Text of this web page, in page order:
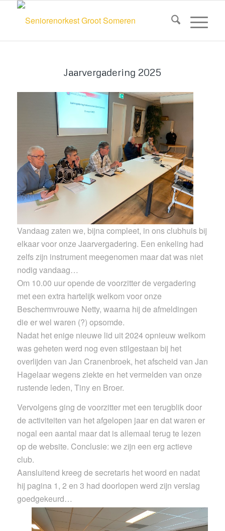
Jaarvergadering 2025
Vandaag zaten we, bijna compleet, in ons clubhuis bij
elkaar voor onze Jaarvergadering. Een enkeling had
zelfs zijn instrument meegenomen maar dat was niet
nodig vandaag…
Om 10.00 uur opende de voorzitter de vergadering
met een extra hartelijk welkom voor onze
Beschermvrouwe Netty, waarna hij de afmeldingen
die er wel waren (?) opsomde.
Nadat het enige nieuwe lid uit 2024 opnieuw welkom
was geheten werd nog even stilgestaan bij het
overlijden van Jan Cranenbroek, het afscheid van Jan
Hagelaar wegens ziekte en het vermelden van onze
rustende leden, Tiny en Broer.
Vervolgens ging de voorzitter met een terugblik door
de activiteiten van het afgelopen jaar en dat waren er
nogal een aantal maar dat is allemaal terug te lezen
op de website. Conclusie: we zijn een erg actieve
club.
Aansluitend kreeg de secretaris het woord en nadat
hij pagina 1, 2 en 3 had doorlopen werd zijn verslag
goedgekeurd…